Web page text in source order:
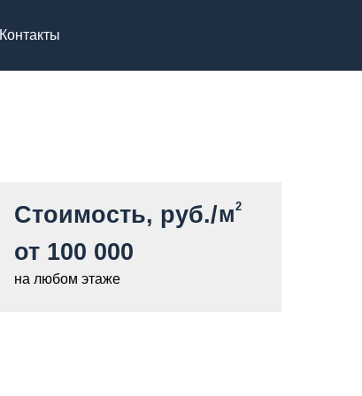
Контакты
Стоимость, руб./м2
от 100 000
на любом этаже